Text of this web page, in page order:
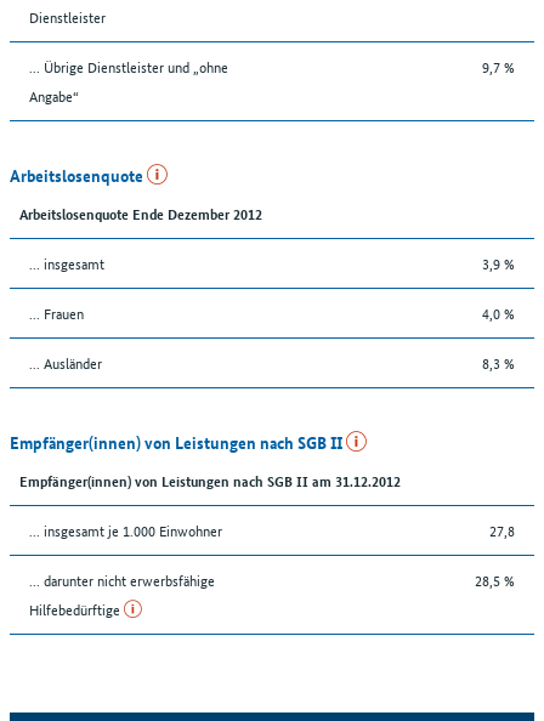
Dienstleister
... Übrige Dienstleister und „ohne
Angabe“
9,7 %
Arbeitslosenquote
Arbeitslosenquote Ende Dezember 2012
... insgesamt 3,9 %
... Frauen 4,0 %
... Ausländer 8,3 %
Empfänger(innen) von Leistungen nach SGB II
Empfänger(innen) von Leistungen nach SGB II am 31.12.2012
... insgesamt je 1.000 Einwohner 27,8
... darunter nicht erwerbsfähige
Hilfebedürftige
28,5 %